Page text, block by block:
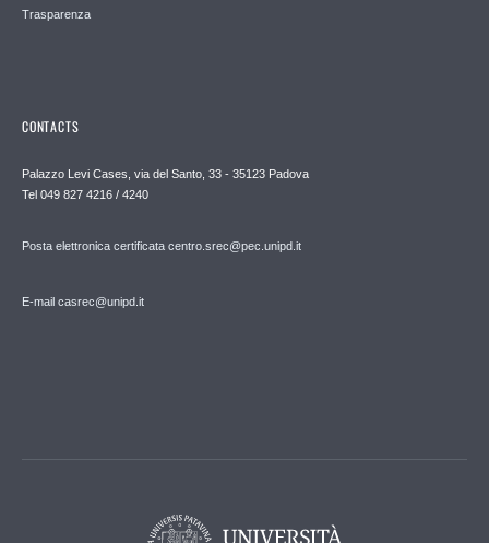
Trasparenza
CONTACTS
Palazzo Levi Cases, via del Santo, 33 - 35123 Padova
Tel 049 827 4216 / 4240
Posta elettronica certificata centro.srec@pec.unipd.it
E-mail casrec@unipd.it